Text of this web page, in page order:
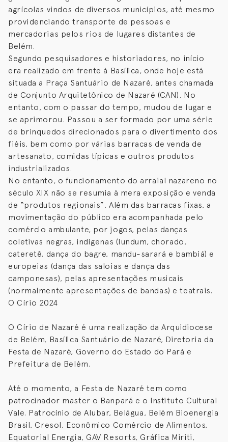
agrícolas vindos de diversos municípios, até mesmo
providenciando transporte de pessoas e
mercadorias pelos rios de lugares distantes de
Belém.
Segundo pesquisadores e historiadores, no início
era realizado em frente à Basílica, onde hoje está
situada a Praça Santuário de Nazaré, antes chamada
de Conjunto Arquitetônico de Nazaré (CAN). No
entanto, com o passar do tempo, mudou de lugar e
se aprimorou. Passou a ser formado por uma série
de brinquedos direcionados para o divertimento dos
fiéis, bem como por várias barracas de venda de
artesanato, comidas típicas e outros produtos
industrializados.
No entanto, o funcionamento do arraial nazareno no
século XIX não se resumia à mera exposição e venda
de “produtos regionais”. Além das barracas fixas, a
movimentação do público era acompanhada pelo
comércio ambulante, por jogos, pelas danças
coletivas negras, indígenas (lundum, chorado,
cateretê, dança do bagre, mandu-sarará e bambiá) e
europeias (dança das saloias e dança das
camponesas), pelas apresentações musicais
(normalmente apresentações de bandas) e teatrais.
O Círio 2024
O Círio de Nazaré é uma realização da Arquidiocese
de Belém, Basílica Santuário de Nazaré, Diretoria da
Festa de Nazaré, Governo do Estado do Pará e
Prefeitura de Belém.
Até o momento, a Festa de Nazaré tem como
patrocinador master o Banpará e o Instituto Cultural
Vale. Patrocínio de Alubar, Belágua, Belém Bioenergia
Brasil, Cresol, Econômico Comércio de Alimentos,
Equatorial Energia, GAV Resorts, Gráfica Miriti,